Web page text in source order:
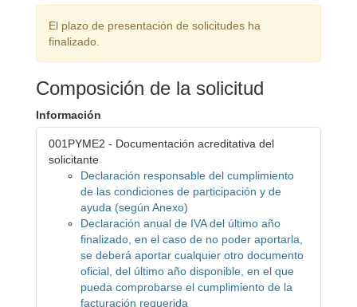
El plazo de presentación de solicitudes ha
finalizado.
Composición de la solicitud
Información
001PYME2 - Documentación acreditativa del
solicitante
Declaración responsable del cumplimiento
de las condiciones de participación y de
ayuda (según Anexo)
Declaración anual de IVA del último año
finalizado, en el caso de no poder aportarla,
se deberá aportar cualquier otro documento
oficial, del último año disponible, en el que
pueda comprobarse el cumplimiento de la
facturación requerida